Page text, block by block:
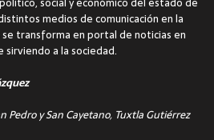
medios de comunicación en la
transforma en portal de noticias en
a la sociedad.
Pedro y San Cayetano, Tuxtla Gutiérrez